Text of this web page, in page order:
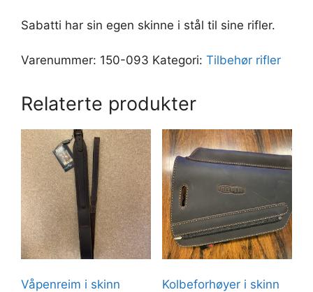
Sabatti har sin egen skinne i stål til sine rifler.
Varenummer: 150-093 Kategori: Tilbehør rifler
Relaterte produkter
Våpenreim i skinn Kolbeforhøyer i skinn